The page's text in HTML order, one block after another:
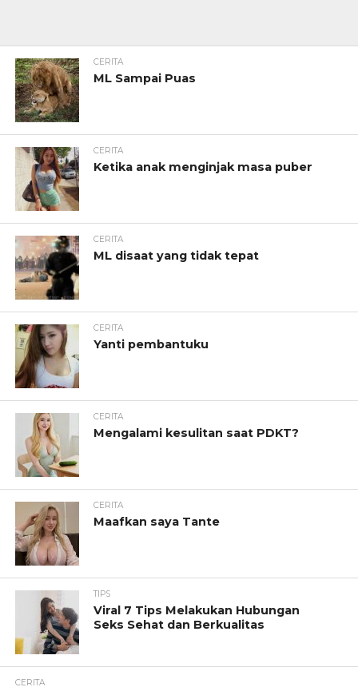
CERITA
ML Sampai Puas
CERITA
Ketika anak menginjak masa puber
CERITA
ML disaat yang tidak tepat
CERITA
Yanti pembantuku
CERITA
Mengalami kesulitan saat PDKT?
CERITA
Maafkan saya Tante
TIPS
Viral 7 Tips Melakukan Hubungan
Seks Sehat dan Berkualitas
CERITA